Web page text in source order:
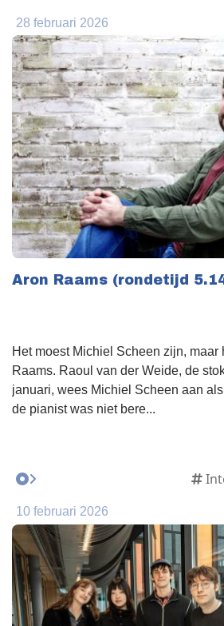
28 februari 2026
Aron Raams (rondetijd
Het moest Michiel Scheen zijn, maar
Raams. Raoul van der Weide, de
januari, wees Michiel Scheen aan
de pianist was niet bere...
10 februari 2026